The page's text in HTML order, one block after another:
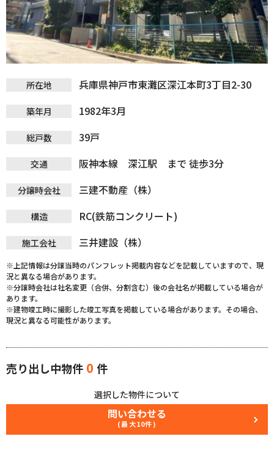
所在地 兵庫県神戸市東灘区深江本町3丁目2-30
築年月 1982年3月
総戸数 39戸
交通 阪神本線 深江駅 まで 徒歩3分
分譲時会社 三建不動産（株）
構造 RC(鉄筋コンクリート)
施工会社 三井建設（株）
※上記情報は分譲当時のパンフレット掲載内容などを記載していますので、現
況と異なる場合があります。
※分譲時会社は社名変更（合併、分割含む）後の会社名が掲載している場合が
あります。
※建物竣工時に撮影した竣工写真を掲載している場合があります。その場合、
現況と異なる可能性があります。
売り出し中物件 0 件
選択した物件について
問い合わせる
(最大10件)